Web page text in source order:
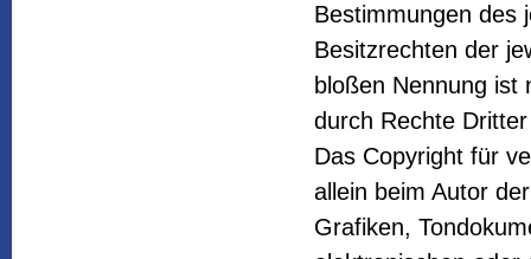
Bestimmungen des
Besitzrechten der
bloßen Nennung ist
durch Rechte
Das Copyright für
allein beim Autor
Grafiken,